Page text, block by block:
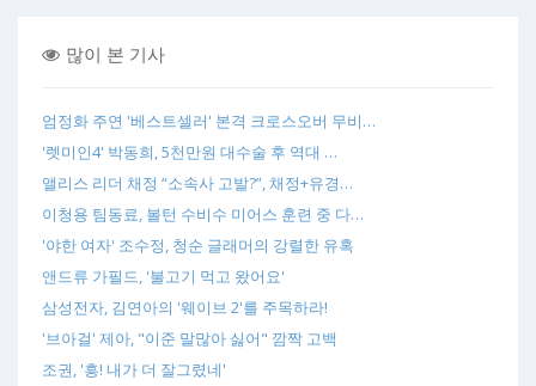
많이 본 기사
엄정화 주연 '베스트셀러' 본격 크로스오버 무비…
'렛미인4' 박동희, 5천만원 대수술 후 역대 …
앨리스 리더 채정 “소속사 고발?”, 채정+유경…
이청용 팀동료, 볼턴 수비수 미어스 훈련 중 다…
'야한 여자' 조수정, 청순 글래머의 강렬한 유혹
앤드류 가필드, '불고기 먹고 왔어요'
삼성전자, 김연아의 '웨이브 2'를 주목하라!
'브아걸' 제아, "이준 말많아 싫어" 깜짝 고백
조권, '흥! 내가 더 잘그렸네'